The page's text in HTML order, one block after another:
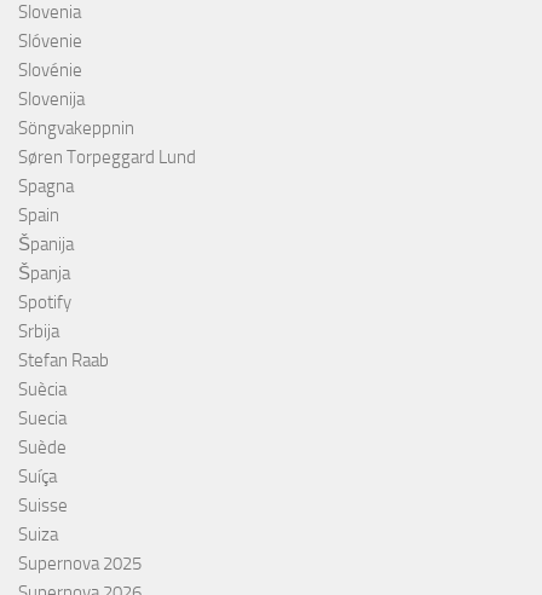
Slovenia
Slóvenie
Slovénie
Slovenija
Söngvakeppnin
Søren Torpeggard Lund
Spagna
Spain
Španija
Španja
Spotify
Srbija
Stefan Raab
Suècia
Suecia
Suède
Suíça
Suisse
Suiza
Supernova 2025